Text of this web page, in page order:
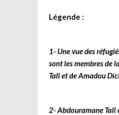
Légende :
1- Une vue des
sont les membres de
Tall et de Amadou
2- Abdouramane Tall